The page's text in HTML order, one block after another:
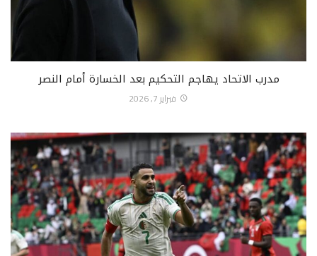
مدرب الاتحاد يهاجم التحكيم بعد الخسارة أمام النصر
فبراير 7, 2026